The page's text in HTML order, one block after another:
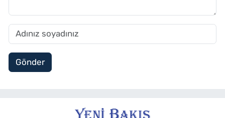
Gönder